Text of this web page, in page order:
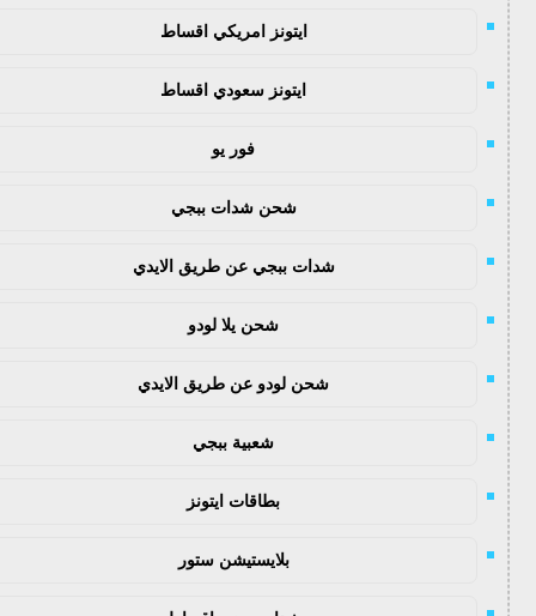
ايتونز امريكي اقساط
ايتونز سعودي اقساط
فور يو
شحن شدات ببجي
شدات ببجي عن طريق الايدي
شحن يلا لودو
شحن لودو عن طريق الايدي
شعبية ببجي
بطاقات ايتونز
بلايستيشن ستور